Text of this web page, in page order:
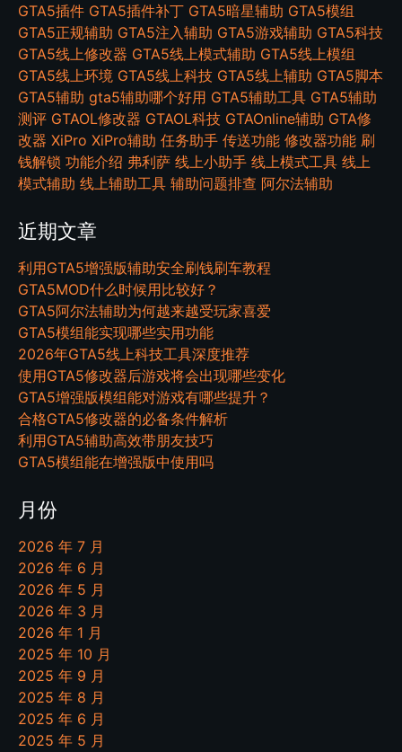
GTA5插件 GTA5插件补丁 GTA5暗星辅助 GTA5模组
GTA5正规辅助 GTA5注入辅助 GTA5游戏辅助 GTA5科技
GTA5线上修改器 GTA5线上模式辅助 GTA5线上模组
GTA5线上环境 GTA5线上科技 GTA5线上辅助 GTA5脚本
GTA5辅助 gta5辅助哪个好用 GTA5辅助工具 GTA5辅助
测评 GTAOL修改器 GTAOL科技 GTAOnline辅助 GTA修
改器 XiPro XiPro辅助 任务助手 传送功能 修改器功能 刷
钱解锁 功能介绍 弗利萨 线上小助手 线上模式工具 线上
模式辅助 线上辅助工具 辅助问题排查 阿尔法辅助
近期文章
利用GTA5增强版辅助安全刷钱刷车教程
GTA5MOD什么时候用比较好？
GTA5阿尔法辅助为何越来越受玩家喜爱
GTA5模组能实现哪些实用功能
2026年GTA5线上科技工具深度推荐
使用GTA5修改器后游戏将会出现哪些变化
GTA5增强版模组能对游戏有哪些提升？
合格GTA5修改器的必备条件解析
利用GTA5辅助高效带朋友技巧
GTA5模组能在增强版中使用吗
月份
2026 年 7 月
2026 年 6 月
2026 年 5 月
2026 年 3 月
2026 年 1 月
2025 年 10 月
2025 年 9 月
2025 年 8 月
2025 年 6 月
2025 年 5 月